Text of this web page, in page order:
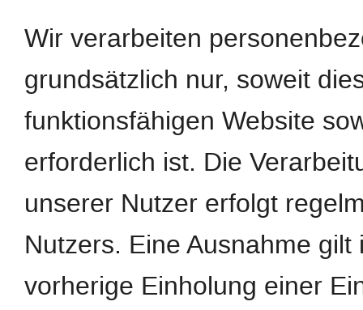
Wir verarbeiten
grundsätzlich nur, soweit
funktionsfähigen Website
erforderlich ist. Die
unserer Nutzer erfolgt
Nutzers. Eine Ausnahme
vorherige Einholung einer